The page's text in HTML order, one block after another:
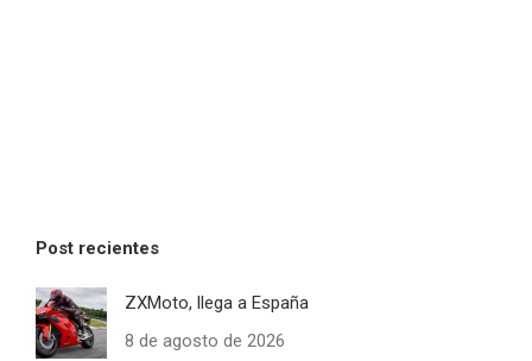
Post recientes
ZXMoto, llega a España
8 de agosto de 2026